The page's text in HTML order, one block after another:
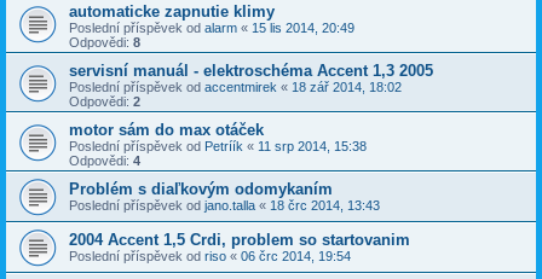
automaticke zapnutie klimy
Poslední příspěvek od alarm « 15 lis 2014, 20:49
Odpovědi: 8
servisní manuál - elektroschéma Accent 1,3 2005
Poslední příspěvek od accentmirek « 18 zář 2014, 18:02
Odpovědi: 2
motor sám do max otáček
Poslední příspěvek od Petríík « 11 srp 2014, 15:38
Odpovědi: 4
Problém s diaľkovým odomykaním
Poslední příspěvek od jano.talla « 18 črc 2014, 13:43
2004 Accent 1,5 Crdi, problem so startovanim
Poslední příspěvek od riso « 06 črc 2014, 19:54